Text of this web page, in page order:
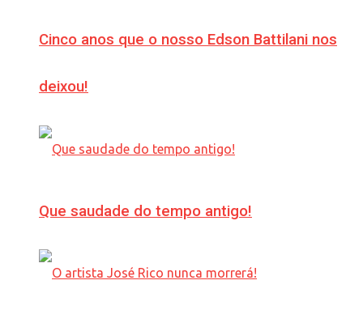
Cinco anos que o nosso Edson Battilani nos
deixou!
Que saudade do tempo antigo!